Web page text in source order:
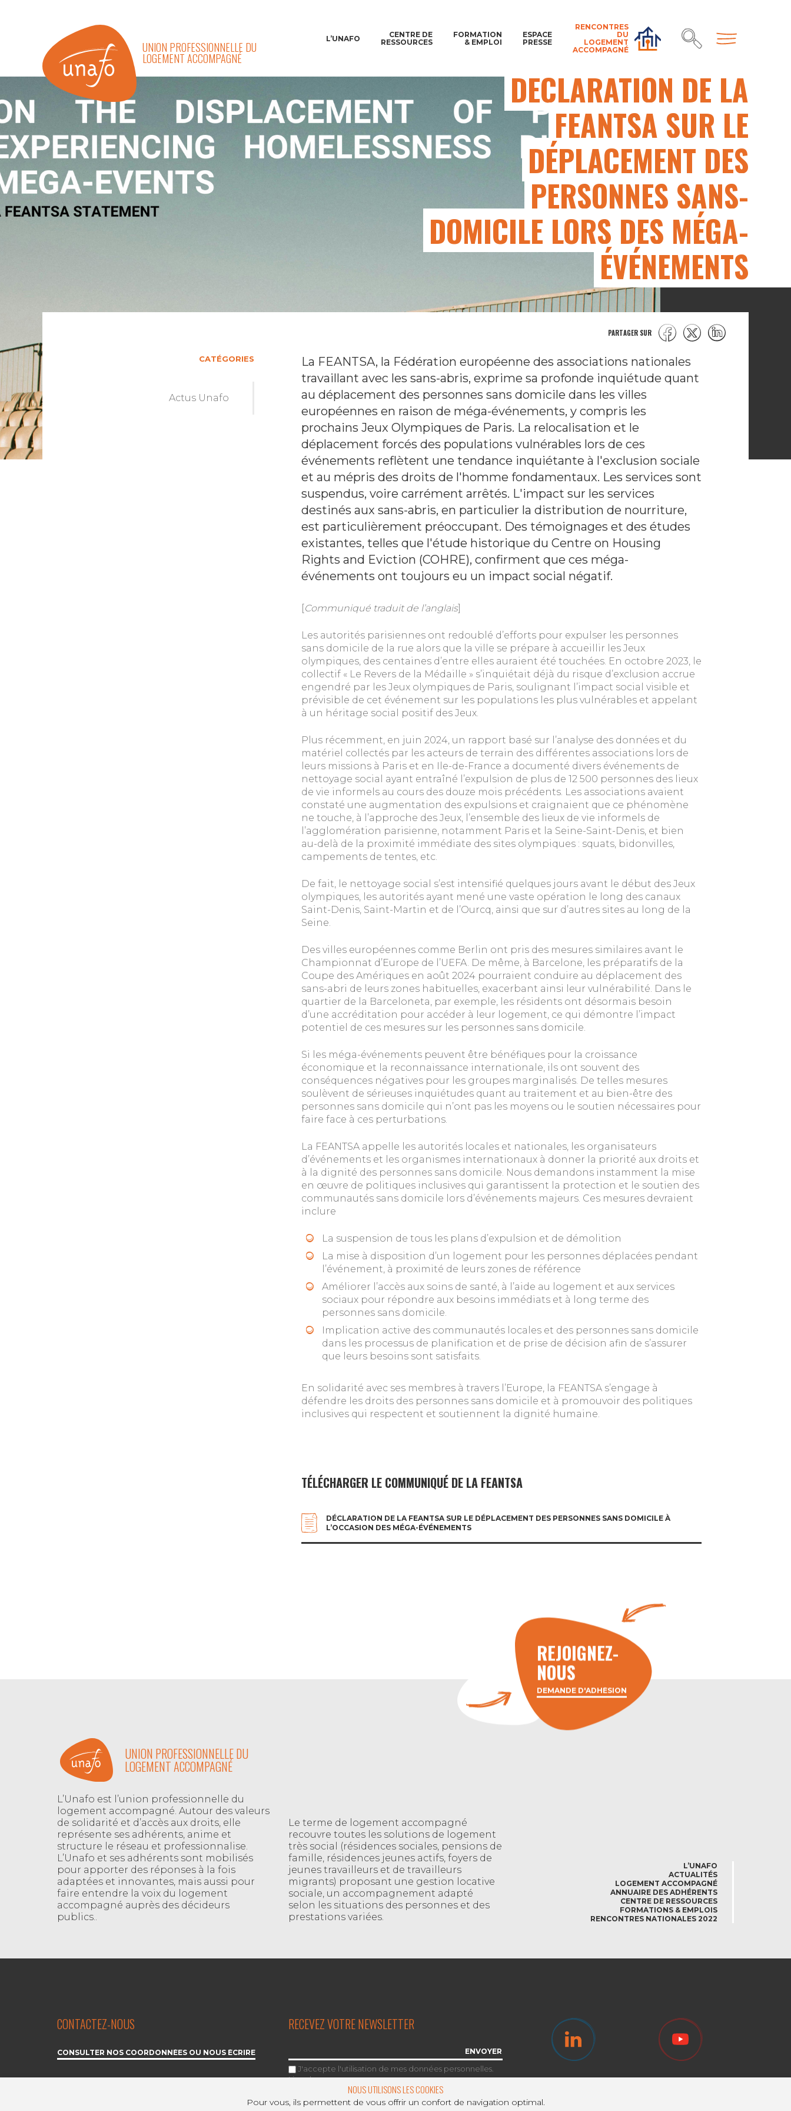
UNION PROFESSIONNELLE DU
LOGEMENT ACCOMPAGNÉ
L’UNAFO
CENTRE DE
RESSOURCES
FORMATION
& EMPLOI
ESPACE
PRESSE
RENCONTRES
DU
LOGEMENT
ACCOMPAGNÉ
DÉCLARATION DE LA
FEANTSA SUR LE
DÉPLACEMENT DES
PERSONNES SANS-
DOMICILE LORS DES MÉGA-
ÉVÉNEMENTS
CATÉGORIES
Actus Unafo
PARTAGER SUR
La FEANTSA, la Fédération européenne des associations nationales
travaillant avec les sans-abris, exprime sa profonde inquiétude quant
au déplacement des personnes sans domicile dans les villes
européennes en raison de méga-événements, y compris les
prochains Jeux Olympiques de Paris. La relocalisation et le
déplacement forcés des populations vulnérables lors de ces
événements reflètent une tendance inquiétante à l'exclusion sociale
et au mépris des droits de l'homme fondamentaux. Les services sont
suspendus, voire carrément arrêtés. L'impact sur les services
destinés aux sans-abris, en particulier la distribution de nourriture,
est particulièrement préoccupant. Des témoignages et des études
existantes, telles que l'étude historique du Centre on Housing
Rights and Eviction (COHRE), confirment que ces méga-
événements ont toujours eu un impact social négatif.
[Communiqué traduit de l’anglais]
Les autorités parisiennes ont redoublé d’efforts pour expulser les personnes
sans domicile de la rue alors que la ville se prépare à accueillir les Jeux
olympiques, des centaines d’entre elles auraient été touchées. En octobre 2023, le
collectif « Le Revers de la Médaille » s’inquiétait déjà du risque d’exclusion accrue
engendré par les Jeux olympiques de Paris, soulignant l’impact social visible et
prévisible de cet événement sur les populations les plus vulnérables et appelant
à un héritage social positif des Jeux.
Plus récemment, en juin 2024, un rapport basé sur l’analyse des données et du
matériel collectés par les acteurs de terrain des différentes associations lors de
leurs missions à Paris et en Ile-de-France a documenté divers événements de
nettoyage social ayant entraîné l’expulsion de plus de 12 500 personnes des lieux
de vie informels au cours des douze mois précédents. Les associations avaient
constaté une augmentation des expulsions et craignaient que ce phénomène
ne touche, à l’approche des Jeux, l’ensemble des lieux de vie informels de
l’agglomération parisienne, notamment Paris et la Seine-Saint-Denis, et bien
au-delà de la proximité immédiate des sites olympiques : squats, bidonvilles,
campements de tentes, etc.
De fait, le nettoyage social s’est intensifié quelques jours avant le début des Jeux
olympiques, les autorités ayant mené une vaste opération le long des canaux
Saint-Denis, Saint-Martin et de l’Ourcq, ainsi que sur d’autres sites au long de la
Seine.
Des villes européennes comme Berlin ont pris des mesures similaires avant le
Championnat d’Europe de l’UEFA. De même, à Barcelone, les préparatifs de la
Coupe des Amériques en août 2024 pourraient conduire au déplacement des
sans-abri de leurs zones habituelles, exacerbant ainsi leur vulnérabilité. Dans le
quartier de la Barceloneta, par exemple, les résidents ont désormais besoin
d’une accréditation pour accéder à leur logement, ce qui démontre l’impact
potentiel de ces mesures sur les personnes sans domicile.
Si les méga-événements peuvent être bénéfiques pour la croissance
économique et la reconnaissance internationale, ils ont souvent des
conséquences négatives pour les groupes marginalisés. De telles mesures
soulèvent de sérieuses inquiétudes quant au traitement et au bien-être des
personnes sans domicile qui n’ont pas les moyens ou le soutien nécessaires pour
faire face à ces perturbations.
La FEANTSA appelle les autorités locales et nationales, les organisateurs
d’événements et les organismes internationaux à donner la priorité aux droits et
à la dignité des personnes sans domicile. Nous demandons instamment la mise
en œuvre de politiques inclusives qui garantissent la protection et le soutien des
communautés sans domicile lors d’événements majeurs. Ces mesures devraient
inclure
La suspension de tous les plans d’expulsion et de démolition
La mise à disposition d’un logement pour les personnes déplacées pendant
l’événement, à proximité de leurs zones de référence
Améliorer l’accès aux soins de santé, à l’aide au logement et aux services
sociaux pour répondre aux besoins immédiats et à long terme des
personnes sans domicile.
Implication active des communautés locales et des personnes sans domicile
dans les processus de planification et de prise de décision afin de s’assurer
que leurs besoins sont satisfaits.
En solidarité avec ses membres à travers l’Europe, la FEANTSA s’engage à
défendre les droits des personnes sans domicile et à promouvoir des politiques
inclusives qui respectent et soutiennent la dignité humaine.
TÉLÉCHARGER LE COMMUNIQUÉ DE LA FEANTSA
DÉCLARATION DE LA FEANTSA SUR LE DÉPLACEMENT DES PERSONNES SANS DOMICILE À
L’OCCASION DES MÉGA-ÉVÉNEMENTS
REJOIGNEZ-
NOUS
DEMANDE D'ADHÉSION
UNION PROFESSIONNELLE DU
LOGEMENT ACCOMPAGNÉ
L’Unafo est l’union professionnelle du
logement accompagné. Autour des valeurs
de solidarité et d’accès aux droits, elle
représente ses adhérents, anime et
structure le réseau et professionnalise.
L’Unafo et ses adhérents sont mobilisés
pour apporter des réponses à la fois
adaptées et innovantes, mais aussi pour
faire entendre la voix du logement
accompagné auprès des décideurs
publics..
Le terme de logement accompagné
recouvre toutes les solutions de logement
très social (résidences sociales, pensions de
famille, résidences jeunes actifs, foyers de
jeunes travailleurs et de travailleurs
migrants) proposant une gestion locative
sociale, un accompagnement adapté
selon les situations des personnes et des
prestations variées.
L’UNAFO
ACTUALITÉS
LOGEMENT ACCOMPAGNÉ
ANNUAIRE DES ADHÉRENTS
CENTRE DE RESSOURCES
FORMATIONS & EMPLOIS
RENCONTRES NATIONALES 2022
CONTACTEZ-NOUS
CONSULTER NOS COORDONNÉES OU NOUS ÉCRIRE
RECEVEZ VOTRE NEWSLETTER
J'accepte l'utilisation de mes données personnelles.
Lire plus.
NOUS UTILISONS LES COOKIES
Pour vous, ils permettent de vous offrir un confort de navigation optimal.